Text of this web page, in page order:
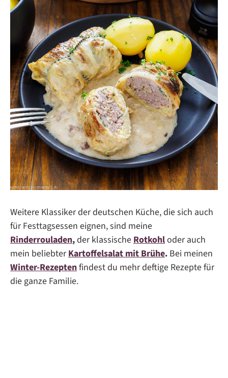
Weitere Klassiker der deutschen Küche, die sich auch
für Festtagsessen eignen, sind meine
Rinderrouladen,der klassischeRotkohloder auch
mein beliebterKartoffelsalat mit Brühe. Bei meinen
Winter-Rezeptenfindest du mehr deftige Rezepte für
die ganze Familie.